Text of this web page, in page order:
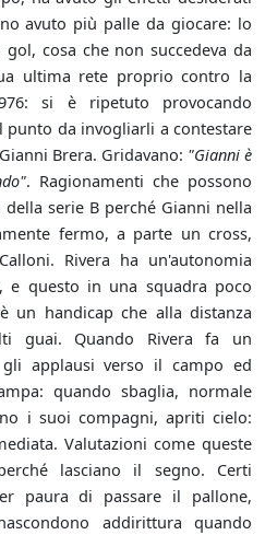
avuto più palle da giocare: lo
cosa che non succedeva da
ultima rete proprio contro la
si è ripetuto provocando
da invogliarli a contestare
Brera. Gridavano: "Gianni è
. Ragionamenti che possono
serie B perché Gianni nella
fermo, a parte un cross,
Rivera ha un'autonomia
e questo in una squadra poco
un handicap che alla distanza
guai. Quando Rivera fa un
applausi verso il campo ed
quando sbaglia, normale
i suoi compagni, apriti cielo:
Valutazioni come queste
lasciano il segno. Certi
paura di passare il pallone,
addirittura quando